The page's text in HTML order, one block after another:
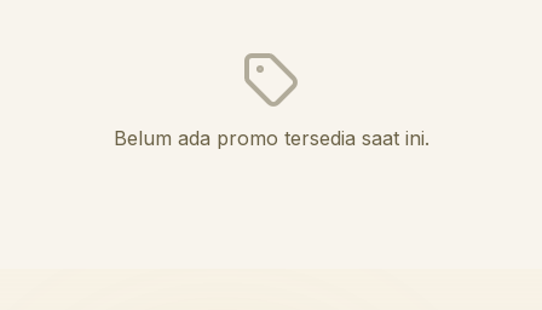
Belum ada promo tersedia saat ini.